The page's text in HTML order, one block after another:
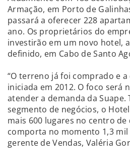
Armação, em Porto de
passará a oferecer 228
ano. Os proprietários do
investirão em um novo hotel,
definido, em Cabo de Santo
“O terreno já foi comprado e
iniciada em 2012. O foco será
atender a demanda da Suape.
segmento de negócios, o
mais 600 lugares no centro de
comporta no momento 1,3 mil
gerente de Vendas, Valéria